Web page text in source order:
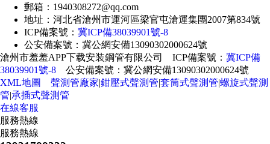
郵箱：1940308272@qq.com
地址：河北省滄州市運河區梁官屯滄運集團2007第834號
ICP備案號： 冀ICP備38039901號-8
公安備案號：冀公網安備13090302000624號
滄州市羞羞APP下载安装鋼管有限公司 ICP備案號： 冀ICP備
38039901號-8 公安備案號：冀公網安備13090302000624號
XML地圖
聲測管廠家|鉗壓式聲測管|套筒式聲測管|螺旋式聲測
管|承插式聲測管
在線客服
服務熱線
服務熱線